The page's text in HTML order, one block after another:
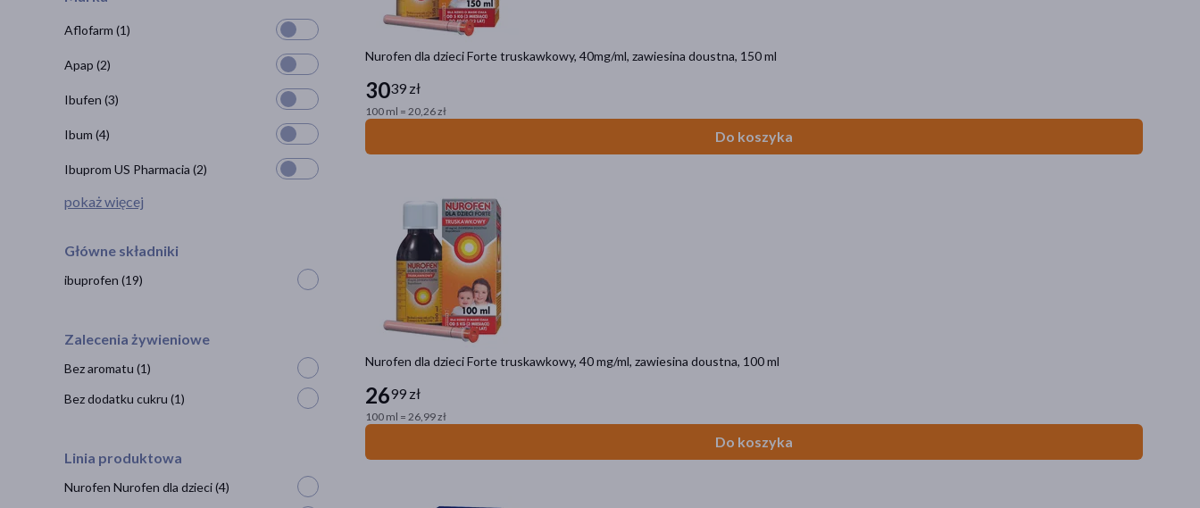
Nurofen dla dzieci Forte truskawkowy, 40mg/ml, zawiesina doustna, 150 ml
3039 zł
100 ml = 20,26 zł
Do koszyka
Nurofen dla dzieci Forte truskawkowy, 40 mg/ml, zawiesina doustna, 100 ml
2699 zł
100 ml = 26,99 zł
Do koszyka
Aflofarm (1)
Apap (2)
Ibufen (3)
Ibum (4)
Ibuprom US Pharmacia (2)
pokaż więcej
Główne składniki
ibuprofen (19)
Zalecenia żywieniowe
Bez aromatu (1)
Bez dodatku cukru (1)
Linia produktowa
Nurofen Nurofen dla dzieci(4)